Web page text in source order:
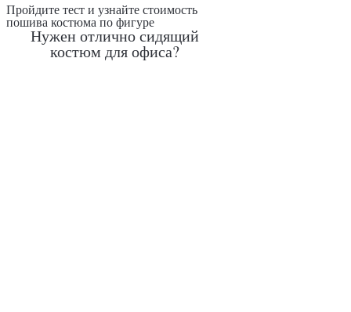
Пройдите тест и узнайте стоимость
пошива костюма по фигуре
Нужен отлично сидящий
костюм для офиса?